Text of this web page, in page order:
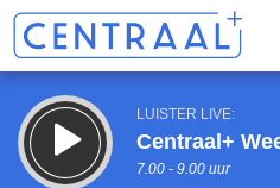
LUISTER LIVE:
Centraal+
7.00 - 9.00 uur